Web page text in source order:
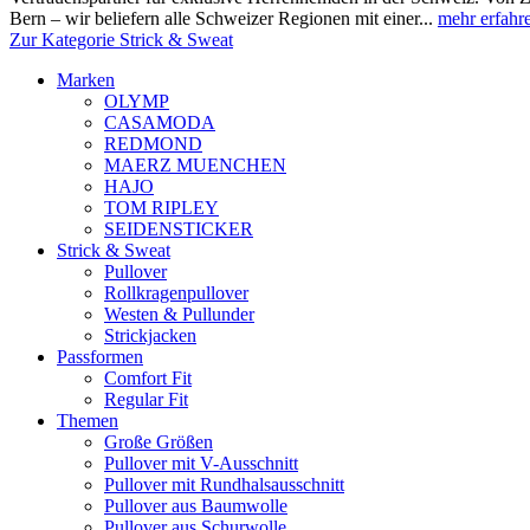
Bern – wir beliefern alle Schweizer Regionen mit einer... mehr
Zur Kategorie Strick & Sweat
Marken
OLYMP
CASAMODA
REDMOND
MAERZ MUENCHEN
HAJO
TOM RIPLEY
SEIDENSTICKER
Strick & Sweat
Pullover
Rollkragenpullover
Westen & Pullunder
Strickjacken
Passformen
Comfort Fit
Regular Fit
Themen
Große Größen
Pullover mit V-Ausschnitt
Pullover mit Rundhalsausschnitt
Pullover aus Baumwolle